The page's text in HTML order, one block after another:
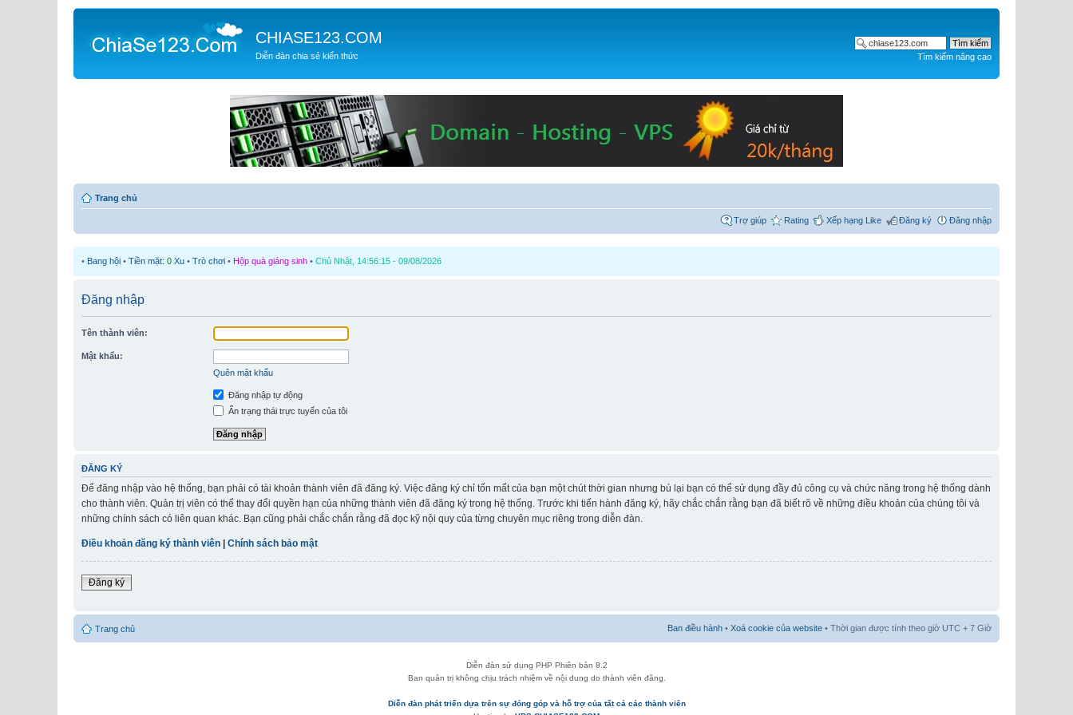
CHIASE123.COM
Diễn đàn chia sẻ kiến thức Tìm kiếm nâng cao
Trang chủ
Trợ giúp Rating Xếp hạng Like Đăng ký Đăng nhập
• Bang hội • Tiền mặt: 0 Xu • Trò chơi • Hộp quà giáng sinh • Chủ Nhật, 14:56:15 - 09/08/2026
Đăng nhập
Tên thành viên:
Mật khẩu:
Quên mật khẩu
Đăng nhập tự động
Ẩn trạng thái trực tuyến của tôi
ĐĂNG KÝ
Để đăng nhập vào hệ thống, bạn phải có tài khoản thành viên đã đăng ký. Việc đăng ký chỉ tốn mất của bạn một chút thời gian nhưng bù lại bạn có thể sử dụng đầy đủ công cụ và chức năng trong hệ thống dành
cho thành viên. Quản trị viên có thể thay đổi quyền hạn của những thành viên đã đăng ký trong hệ thống. Trước khi tiến hành đăng ký, hãy chắc chắn rằng bạn đã biết rõ về những điều khoản của chúng tôi và
những chính sách có liên quan khác. Bạn cũng phải chắc chắn rằng đã đọc kỹ nội quy của từng chuyên mục riêng trong diễn đàn.
Điều khoản đăng ký thành viên Chính sách bảo mật
Đăng ký
Trang chủ Ban điều hành • Xoá cookie của website • Thời gian được tính theo giờ UTC + 7 Giờ
Diễn đàn sử dụng PHP Phiên bản 8.2
Ban quản trị không chịu trách nhiệm về nội dung do thành viên đăng.
Diễn đàn phát triển dựa trên sự đóng góp và hỗ trợ của tất cả các thành viên